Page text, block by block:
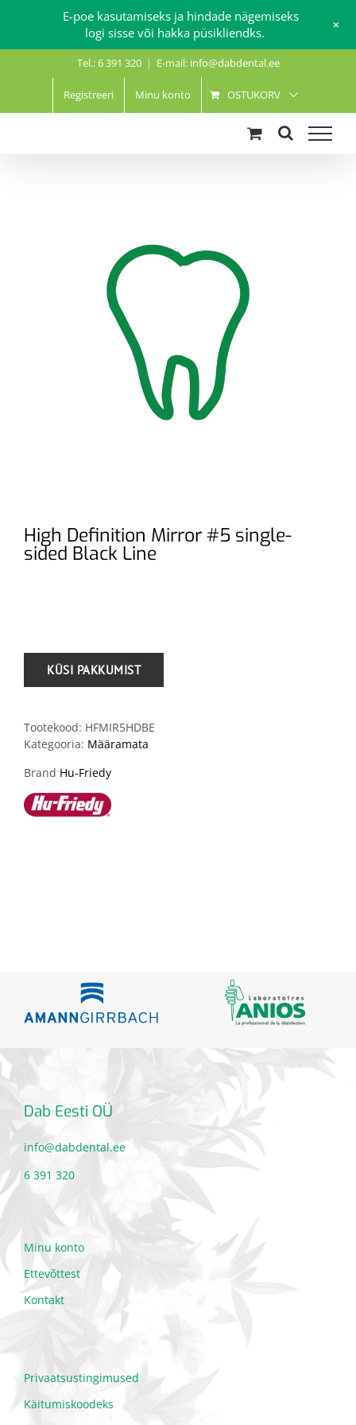
Tel.: 6 391 320 | E-mail: info@dabdental.ee
Registreeri Minu konto OSTUKORV
High Definition Mirror #5 single-
sided Black Line
Tootekood: HFMIR5HDBE
Kategooria: Määramata
Brand Hu-Friedy
Dab Eesti OÜ
info@dabdental.ee
6 391 320
Minu konto
Ettevõttest
Kontakt
Privaatsustingimused
Käitumiskoodeks
E-poe kasutamiseks ja hindade nägemiseks
logi sisse või hakka püsikliendks.
+